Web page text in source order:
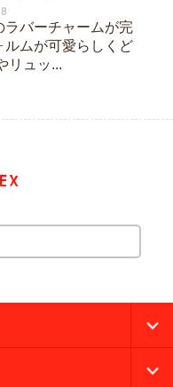
ラバーチャームが完
ルムが可愛らしくど
リュッ...